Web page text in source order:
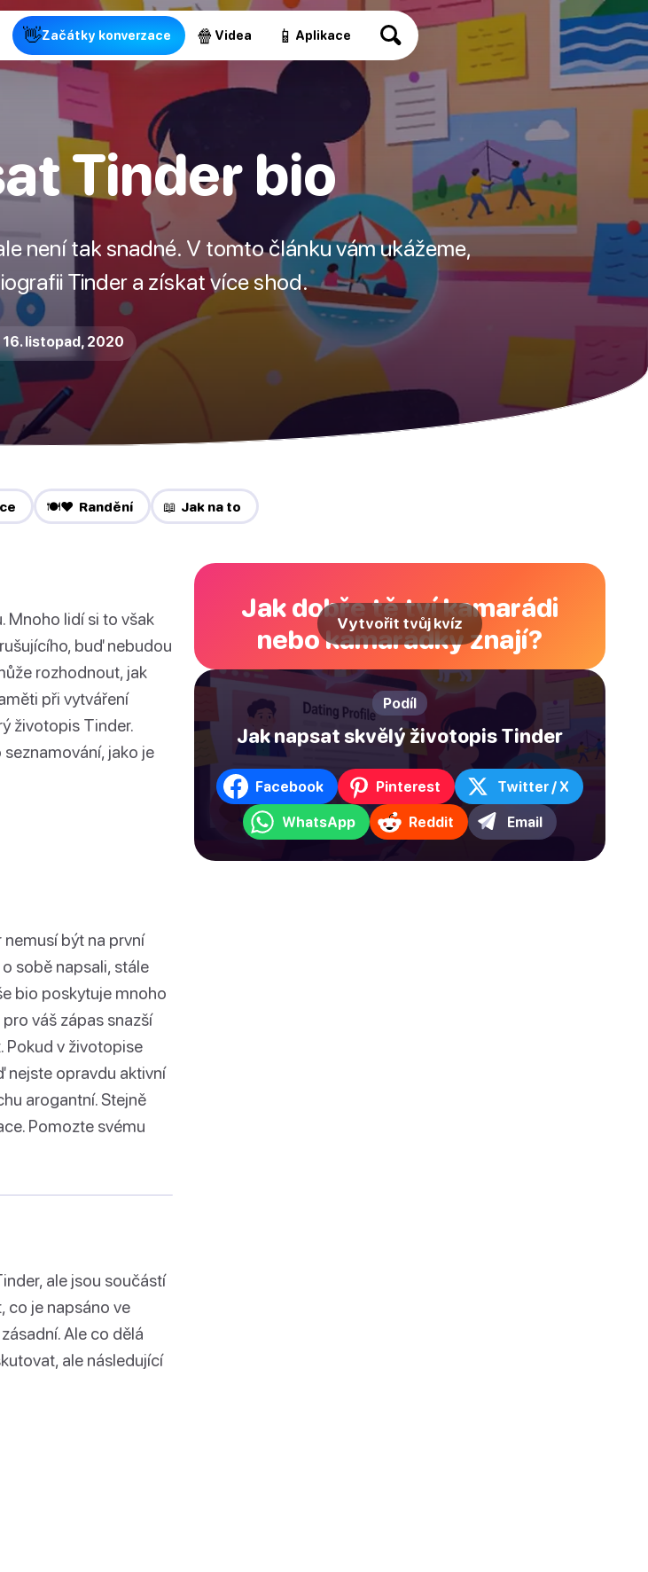
👋Začátky konverzace 🍿 Videa 📱 Aplikace
Tinder bio
není tak snadné. V tomto článku vám ukážeme,
Tinder a získat více shod.
listopad, 2020
🍽️❤️ Randění 📖 Jak na to
Mnoho lidí si to však
buď nebudou
rozhodnout, jak
při vytváření
životopis Tinder.
jako je
být na první
sobě napsali, stále
bio poskytuje mnoho
váš zápas snazší
Pokud v životopise
nejste opravdu aktivní
arogantní. Stejně
Pomozte svému
ale jsou součástí
co je napsáno ve
Ale co dělá
ale následující
Jak dobře tě tví kamarádi
nebo kamarádky znají?
Vytvořit tvůj kvíz
Podíl
Jak napsat skvělý životopis Tinder
Facebook Pinterest Twitter / X
WhatsApp Reddit Email